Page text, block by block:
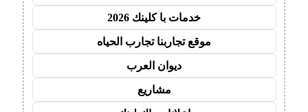
خدمات با كلينك 2026
موقع تجاربنا تجارب الحياه
ديوان العرب
مشاريع